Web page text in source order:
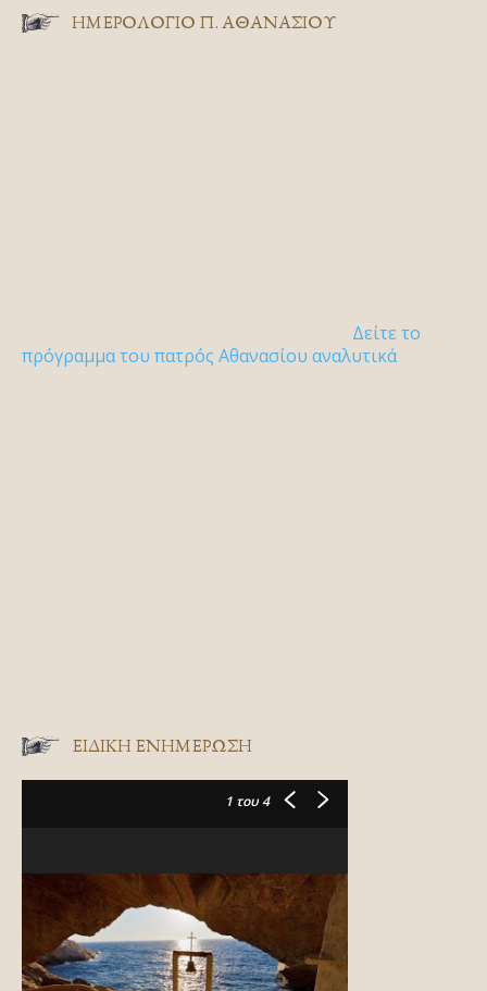
ΗΜΕΡΟΛΟΓΙΟ Π. ΑΘΑΝΑΣΙΟΥ
Δείτε το
πρόγραμμα του πατρός Αθανασίου αναλυτικά
ΕΙΔΙΚΉ ΕΝΗΜΈΡΩΣΗ
1 του 4